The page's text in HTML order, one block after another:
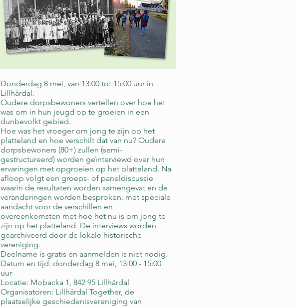
Donderdag 8 mei, van 13:00 tot 15:00 uur in
Lillhärdal.
Oudere dorpsbewoners vertellen over hoe het
was om in hun jeugd op te groeien in een
dunbevolkt gebied.
Hoe was het vroeger om jong te zijn op het
platteland en hoe verschilt dat van nu? Oudere
dorpsbewoners (80+) zullen (semi-
gestructureerd) worden geïnterviewd over hun
ervaringen met opgroeien op het platteland. Na
afloop volgt een groeps- of paneldiscussie
waarin de resultaten worden samengevat en de
veranderingen worden besproken, met speciale
aandacht voor de verschillen en
overeenkomsten met hoe het nu is om jong te
zijn op het platteland. De interviews worden
gearchiveerd door de lokale historische
vereniging.
Deelname is gratis en aanmelden is niet nodig.
Datum en tijd: donderdag 8 mei, 13:00 - 15:00
uur
Locatie: Mobacka 1, 842 95 Lillhärdal
Organisatoren: Lillhärdal Together, de
plaatselijke geschiedenisvereniging van